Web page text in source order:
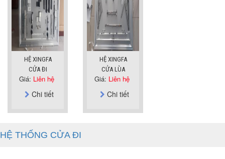
HỆ XINGFA
CỬA ĐI
Giá: Liên hệ
Chi tiết
HỆ XINGFA
CỬA LÙA
Giá: Liên hệ
Chi tiết
HỆ THỐNG CỬA ĐI